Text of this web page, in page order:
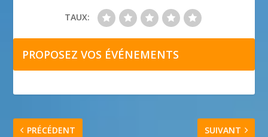
TAUX:
PROPOSEZ VOS ÉVÉNEMENTS
PRÉCÉDENT SUIVANT